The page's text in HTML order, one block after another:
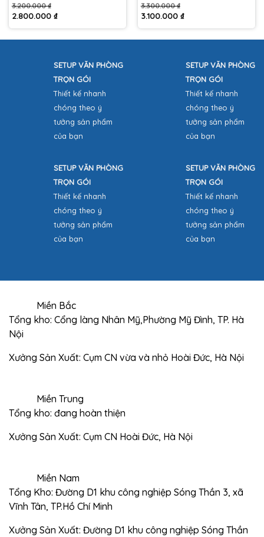
3.200.000₫
Giá
gốc
là:
2.800.000 ₫
Giá
hiện
tại
3.300.000₫
Giá
gốc
là:
3.100.000 ₫
Giá
hiện
tại
SETUP VĂN PHÒNG
TRỌN GÓI
Thiết kế nhanh
chóng theo ý
tưởng sản phẩm
của bạn
SETUP VĂN PHÒNG
TRỌN GÓI
Thiết kế nhanh
chóng theo ý
tưởng sản phẩm
của bạn
SETUP VĂN PHÒNG
TRỌN GÓI
Thiết kế nhanh
chóng theo ý
tưởng sản phẩm
của bạn
SETUP VĂN PHÒNG
TRỌN GÓI
Thiết kế nhanh
chóng theo ý
tưởng sản phẩm
của bạn
Miền Bắc
Tổng kho: Cổng làng Nhân Mỹ,Phường Mỹ Đình, TP. Hà
Nội
Xưởng Sản Xuất: Cụm CN vừa và nhỏ Hoài Đức, Hà Nội
Miền Trung
Tổng kho: đang hoàn thiện
Xưởng Sản Xuất: Cụm CN Hoài Đức, Hà Nội
Miền Nam
Tổng Kho: Đường D1 khu công nghiệp Sóng Thần 3, xã
Vĩnh Tân, TP.Hồ Chí Minh
Xưởng Sản Xuất: Đường D1 khu công nghiệp Sóng Thần